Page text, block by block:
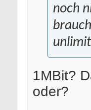
noch
1MBit?
oder?